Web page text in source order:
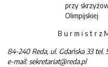
przy
Olimpijskiej
B u r m i s t r z
84-240 Reda, ul. Gdańska 33 tel.
e-mail: sekretariat@reda.pl